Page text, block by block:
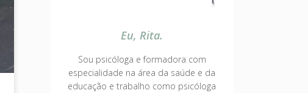
Eu, Rita.
Sou psicóloga e formadora com
especialidade na área da saúde e da
educação e trabalho como psicóloga